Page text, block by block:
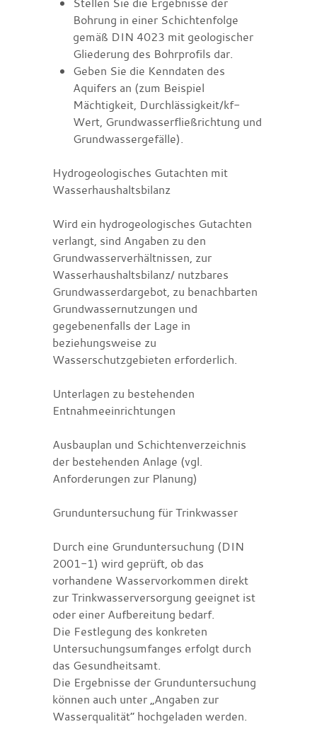
Bohrung in einer Schichtenfolge
gemäß DIN 4023 mit geologischer
Gliederung des Bohrprofils dar.
Geben Sie die Kenndaten des
Aquifers an (zum Beispiel
Mächtigkeit, Durchlässigkeit/kf-
Wert, Grundwasserfließrichtung und
Grundwassergefälle).
Hydrogeologisches Gutachten mit
Wasserhaushaltsbilanz
Wird ein hydrogeologisches Gutachten
verlangt, sind Angaben zu den
Grundwasserverhältnissen, zur
Wasserhaushaltsbilanz/ nutzbares
Grundwasserdargebot, zu benachbarten
Grundwassernutzungen und
gegebenenfalls der Lage in
beziehungsweise zu
Wasserschutzgebieten erforderlich.
Unterlagen zu bestehenden
Entnahmeeinrichtungen
Ausbauplan und Schichtenverzeichnis
der bestehenden Anlage (vgl.
Anforderungen zur Planung)
Grunduntersuchung für Trinkwasser
Durch eine Grunduntersuchung (DIN
2001-1) wird geprüft, ob das
vorhandene Wasservorkommen direkt
zur Trinkwasserversorgung geeignet ist
oder einer Aufbereitung bedarf.
Die Festlegung des konkreten
Untersuchungsumfanges erfolgt durch
das Gesundheitsamt.
Die Ergebnisse der Grunduntersuchung
können auch unter „Angaben zur
Wasserqualität“ hochgeladen werden.